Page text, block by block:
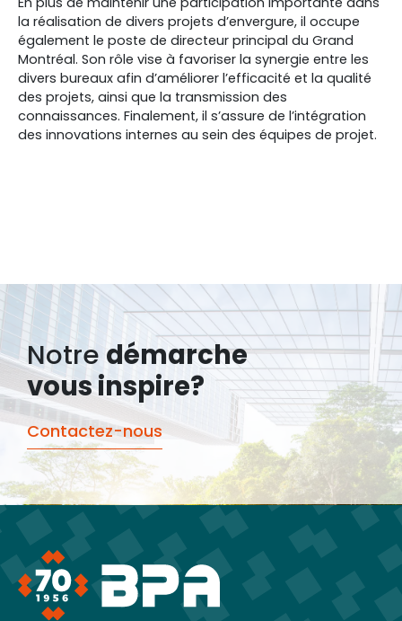
la réalisation de divers projets d’envergure, il occupe
également le poste de directeur principal du Grand
Montréal. Son rôle vise à favoriser la synergie entre les
divers bureaux afin d’améliorer l’efficacité et la qualité
des projets, ainsi que la transmission des
connaissances. Finalement, il s’assure de l’intégration
des innovations internes au sein des équipes de projet.
Notre démarche
vous inspire?
Contactez-nous